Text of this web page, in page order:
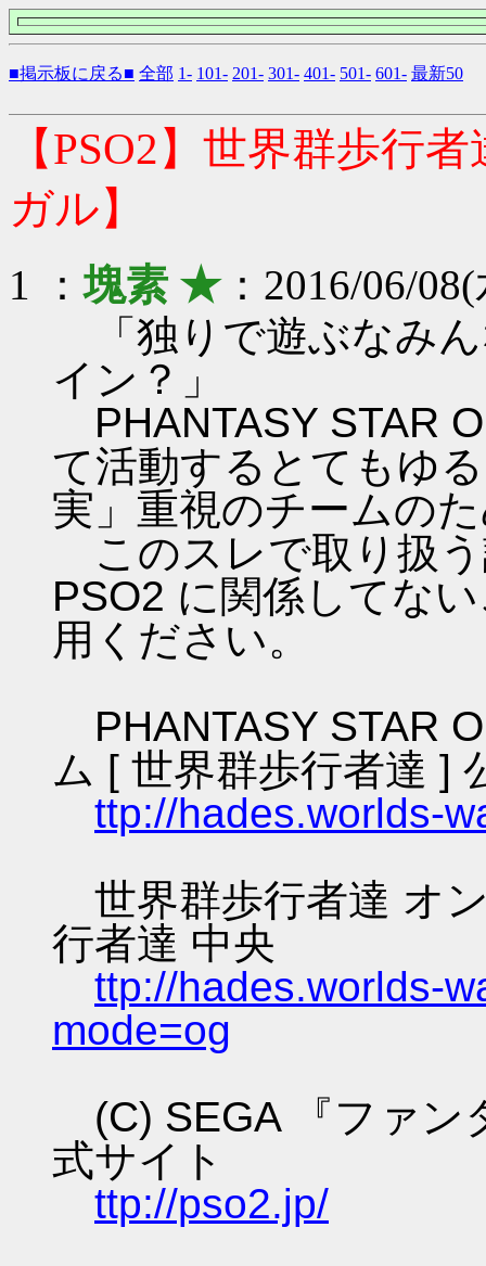
■掲示板に戻る■ 全部 1- 101- 201- 301- 401- 501- 601- 最新50
【PSO2】世界群歩行
ガル】
1 ：塊素 ★：2016/06/
「独りで遊ぶなみ
イン？」
PHANTASY STAR
て活動するとてもゆ
実」重視のチームの
このスレで取り扱
PSO2 に関係してな
用ください。
PHANTASY STAR
ム [ 世界群歩行者達 ]
ttp://hades.worlds-
世界群歩行者達 オ
行者達 中央
ttp://hades.worlds-
mode=og
(C) SEGA 『ファン
式サイト
ttp://pso2.jp/